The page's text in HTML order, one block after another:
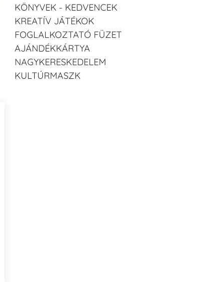
KÖNYVEK - KEDVENCEK
KREATÍV JÁTÉKOK
FOGLALKOZTATÓ FÜZET
AJÁNDÉKKÁRTYA
NAGYKERESKEDELEM
KULTÚRMASZK